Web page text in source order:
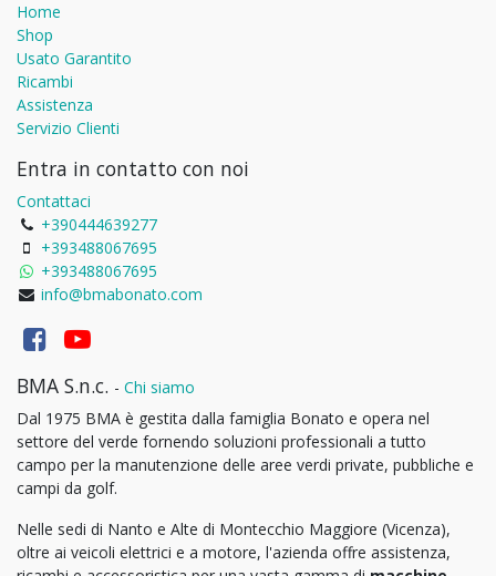
Home
Shop
Usato Garantito
Ricambi
Assistenza
Servizio Clienti
Entra in contatto con noi
Contattaci
+390444639277
+393488067695
+393488067695
info@bmabonato.com
BMA S.n.c. - Chi siamo
Dal 1975 BMA è gestita dalla famiglia Bonato e opera nel
settore del verde fornendo soluzioni professionali a tutto
campo per la manutenzione delle aree verdi private, pubbliche e
campi da golf.
Nelle sedi di Nanto e Alte di Montecchio Maggiore (Vicenza),
oltre ai veicoli elettrici e a motore, l'azienda offre assistenza,